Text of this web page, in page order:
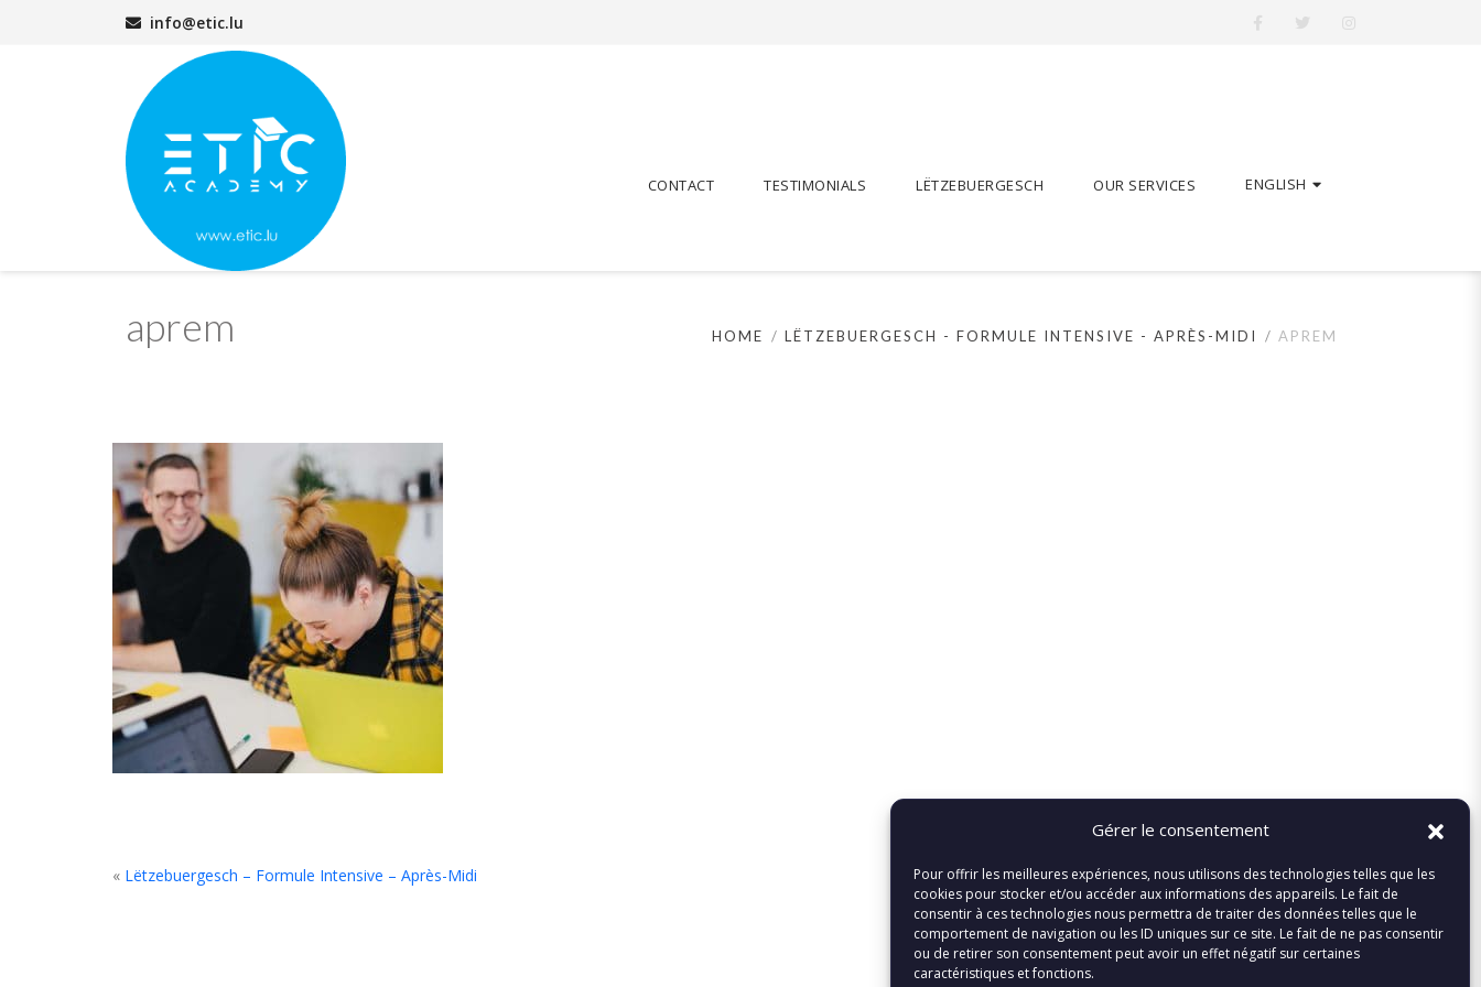
Gérer le consentement
Pour offrir les meilleures expériences, nous utilisons des technologies telles que les
cookies pour stocker et/ou accéder aux informations des appareils. Le fait de
consentir à ces technologies nous permettra de traiter des données telles que le
comportement de navigation ou les ID uniques sur ce site. Le fait de ne pas consentir
ou de retirer son consentement peut avoir un effet négatif sur certaines
caractéristiques et fonctions.
info@etic.lu
CONTACT TESTIMONIALS LËTZEBUERGESCH OUR SERVICES ENGLISH
aprem HOME LËTZEBUERGESCH - FORMULE INTENSIVE - APRÈS-MIDI APREM
« Lëtzebuergesch – Formule Intensive – Après-Midi